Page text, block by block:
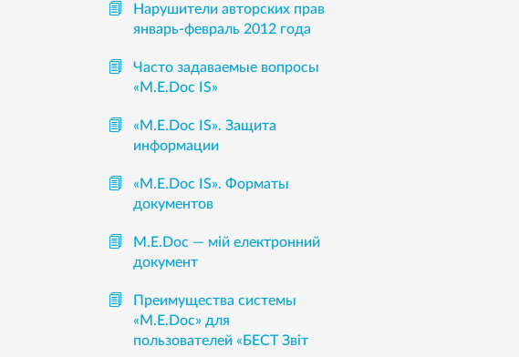
Нарушители авторских прав
январь-февраль 2012 года
Часто задаваемые вопросы
«М.Е.Doc IS»
«M.E.Doc IS». Защита
информации
«M.E.Doc IS». Форматы
документов
М.Е.Doc — мій електронний
документ
Преимущества системы
«М.Е.Doc» для
пользователей «БЕСТ Звіт